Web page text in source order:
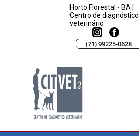
Horto Florestal - BA |
Centro de diagnóstico
veterinário
(71) 99225-0628